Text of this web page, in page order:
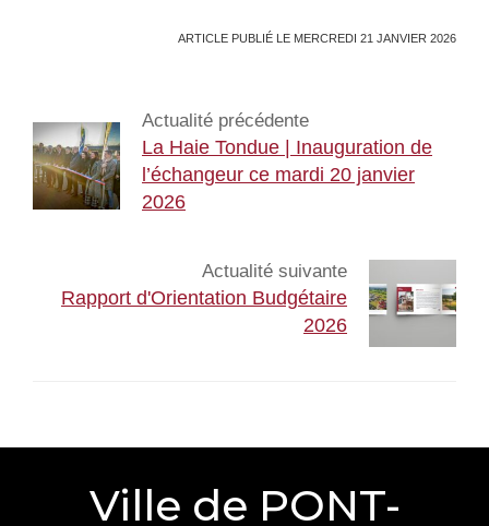
ARTICLE PUBLIÉ LE MERCREDI 21 JANVIER 2026
Actualité précédente
La Haie Tondue | Inauguration de
l’échangeur ce mardi 20 janvier
2026
Actualité suivante
Rapport d'Orientation Budgétaire
2026
Ville de PONT-